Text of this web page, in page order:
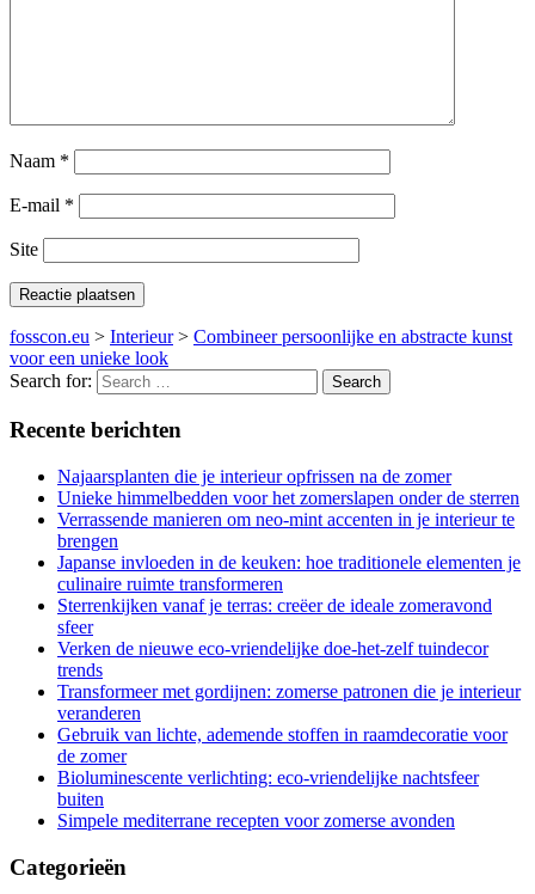
Naam *
E-mail *
Site
fosscon.eu > Interieur> Combineer persoonlijke en abstracte kunst
voor een unieke look
Search for:
Recente berichten
Najaarsplanten die je interieur opfrissen na de zomer
Unieke himmelbedden voor het zomerslapen onder de sterren
Verrassende manieren om neo-mint accenten in je interieur te
brengen
Japanse invloeden in de keuken: hoe traditionele elementen je
culinaire ruimte transformeren
Sterrenkijken vanaf je terras: creëer de ideale zomeravond
sfeer
Verken de nieuwe eco-vriendelijke doe-het-zelf tuindecor
trends
Transformeer met gordijnen: zomerse patronen die je interieur
veranderen
Gebruik van lichte, ademende stoffen in raamdecoratie voor
de zomer
Bioluminescente verlichting: eco-vriendelijke nachtsfeer
buiten
Simpele mediterrane recepten voor zomerse avonden
Categorieën